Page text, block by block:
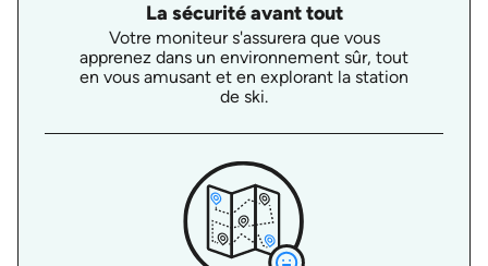
La sécurité avant tout
Votre moniteur s'assurera que vous
apprenez dans un environnement sûr, tout
en vous amusant et en explorant la station
de ski.